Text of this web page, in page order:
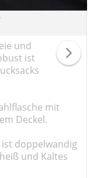
und
ist
mit
Deckel.
ist doppelwandig
und Kaltes